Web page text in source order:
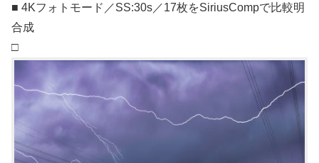
■ 4Kフォトモード／SS:30s／17枚をSiriusCompで比較明
合成
□